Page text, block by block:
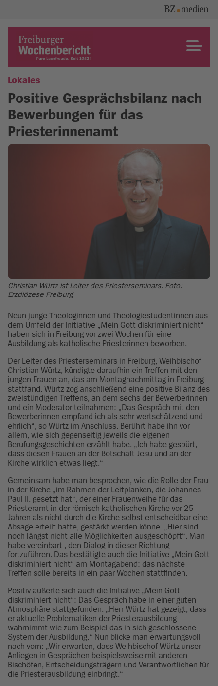
content
Freiburger Wochenbericht
Lokales
Positive Gesprächsbilanz nach
Bewerbungen für das
Priesterinnenamt
Christian Würtz ist Leiter des Priesterseminars. Foto:
Erzdiözese Freiburg
Neun junge Theologinnen und Theologiestudentinnen aus
dem Umfeld der Initiative „Mein Gott diskriminiert nicht“
haben sich in Freiburg vor zwei Wochen für eine
Ausbildung als katholische Priesterinnen beworben.
Der Leiter des Priesterseminars in Freiburg, Weihbischof
Christian Würtz, kündigte daraufhin ein Treffen mit den
jungen Frauen an, das am Montagnachmittag in Freiburg
stattfand. Würtz zog anschließend eine positive Bilanz des
zweistündigen Treffens, an dem sechs der Bewerberinnen
und ein Moderator teilnahmen: „Das Gespräch mit den
Bewerberinnen empfand ich als sehr wertschätzend und
ehrlich“, so Würtz im Anschluss. Berührt habe ihn vor
allem, wie sich gegenseitig jeweils die eigenen
Berufungsgeschichten erzählt habe. „Ich habe gespürt,
dass diesen Frauen an der Botschaft Jesu und an der
Kirche wirklich etwas liegt.“
Gemeinsam habe man besprochen, wie die Rolle der Frau
in der Kirche „im Rahmen der Leitplanken, die Johannes
Paul II. gesetzt hat“, der einer Frauenweihe für das
Priesteramt in der römisch-katholischen Kirche vor 25
Jahren als nicht durch die Kirche selbst entscheidbar eine
Absage erteilt hatte, gestärkt werden könne. „Hier sind
noch längst nicht alle Möglichkeiten ausgeschöpft“. Man
habe vereinbart , den Dialog in dieser Richtung
fortzuführen. Das bestätigte auch die Initiative „Mein Gott
diskriminiert nicht“ am Montagabend: das nächste
Treffen solle bereits in ein paar Wochen stattfinden.
Positiv äußerte sich auch die Initiative „Mein Gott
diskriminiert nicht“: Das Gespräch habe in einer guten
Atmosphäre stattgefunden. „Herr Würtz hat gezeigt, dass
er aktuelle Problematiken der Priesterausbildung
wahrnimmt wie zum Beispiel das in sich geschlossene
System der Ausbildung.“ Nun blicke man erwartungsvoll
nach vorn: „Wir erwarten, dass Weihbischof Würtz unser
Anliegen in Gesprächen beispielsweise mit anderen
Bischöfen, Entscheidungsträgern und Verantwortlichen für
die Priesterausbildung einbringt.“